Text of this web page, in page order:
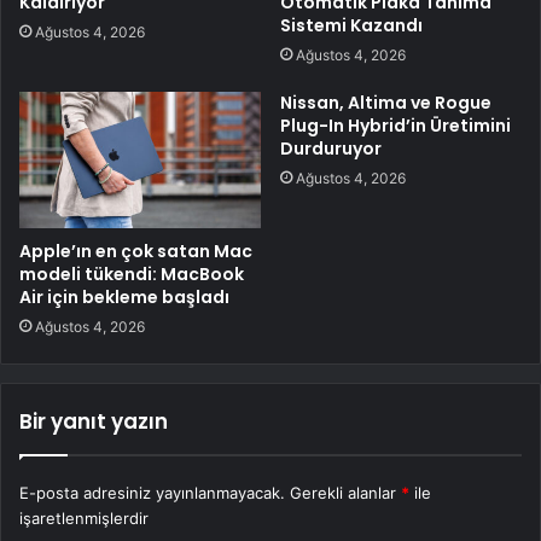
Ağustos 4, 2026
Sistemi Kazandı
Ağustos 4, 2026
Apple’ın en çok satan Mac
modeli tükendi: MacBook
Air için bekleme başladı
Ağustos 4, 2026
Nissan, Altima ve Rogue
Plug-In Hybrid’in Üretimini
Durduruyor
Ağustos 4, 2026
Bir yanıt yazın
E-posta adresiniz yayınlanmayacak. Gerekli alanlar * ile
işaretlenmişlerdir